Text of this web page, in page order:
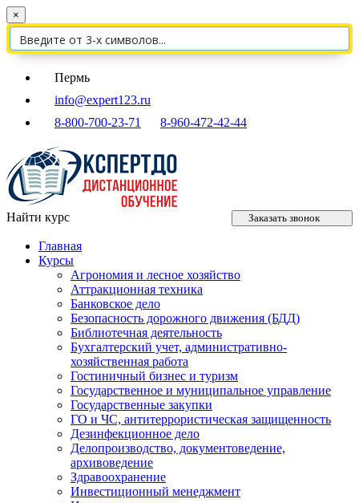
×
Пермь
info@expert123.ru
8-800-700-23-71
8-960-472-42-44
Найти курс Заказать звонок
Главная
Курсы
Агрономия и лесное хозяйство
Аттракционная техника
Банковское дело
Безопасность дорожного движения (БДД)
Библиотечная деятельность
Бухгалтерский учет, административно-
хозяйственная работа
Гостиничный бизнес и туризм
Государственное и муниципальное управление
Государственные закупки
ГО и ЧС, антитеррористическая защищенность
Дезинфекционное дело
Делопроизводство, документоведение,
архивоведение
Здравоохранение
Инвестиционный менеджмент